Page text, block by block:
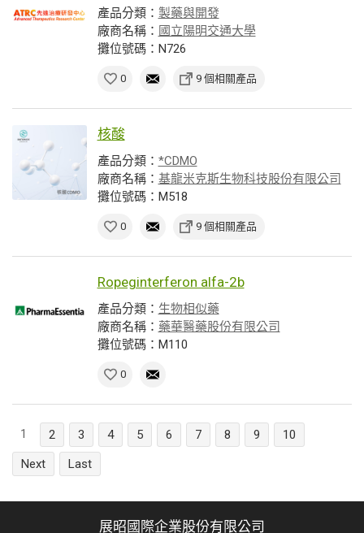
產品分類： 製藥與開發
廠商名稱： 國立陽明交通大學
攤位號碼：N726
0 9 個相關產品
核酸
產品分類： *CDMO
廠商名稱： 基龍米克斯生物科技股份有限公司
攤位號碼：M518
0 9 個相關產品
Ropeginterferon alfa-2b
產品分類： 生物相似藥
廠商名稱： 藥華醫藥股份有限公司
攤位號碼：M110
0
1 2 3 4 5 6 7 8 9
10
Next
Last
展昭國際企業股份有限公司